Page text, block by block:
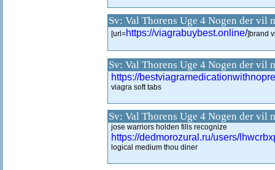
Sv: Val Thorens Uge 4 Nogen der vil
[url=https://viagrabuybest.online/]brand
Sv: Val Thorens Uge 4 Nogen der vil
https://
viagra soft tabs
Sv: Val Thorens Uge 4 Nogen der vil
jose warriors holden fills recognize
https://dedmorozural.ru/users/
logical medium thou diner